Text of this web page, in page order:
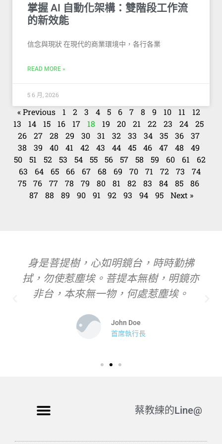
掌握 AI 自動化架構：雙階段工作流
的新效能
信念與現狀 在現代的商業環境中，各行各業
READ MORE »
5 6 月, 2026
« Previous 1 2 3 4 5 6 7 8 9 10 11
12
13
14 15 16 17 18 19 20 21 22 23 24
25
26
27 28 29 30 31 32 33 34 35 36
37
38
39 40 41 42 43 44 45 46 47 48
49
50
51 52 53 54 55 56 57 58 59 60 61
62
63
64 65 66 67 68 69 70 71 72 73
74
75
76 77 78 79 80 81 82 83 84 85
86
87
88 89 90 91 92 93 94 95 Next »
身是菩提樹，心如明鏡台，時時勤拂
拭，勿使惹塵埃。菩提本無樹，明鏡亦
非台，本來無一物，何處惹塵埃。
John Doe
首席執行長
蔡教練的Line@